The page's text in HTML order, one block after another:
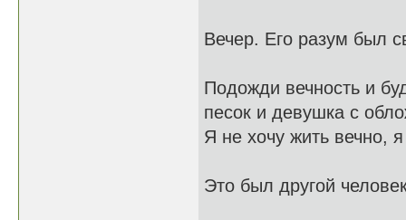
Вечер. Его разум был
Подожди вечность и
песок и девушка с
Я не хочу жить вечно,
Это был другой